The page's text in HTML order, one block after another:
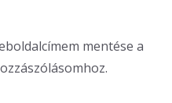
mentése a